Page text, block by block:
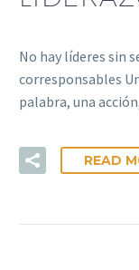
No hay líderes sin
corresponsables
palabra, una
READ